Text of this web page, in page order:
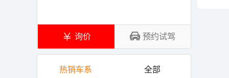
询价 预约试驾
热销车系 全部